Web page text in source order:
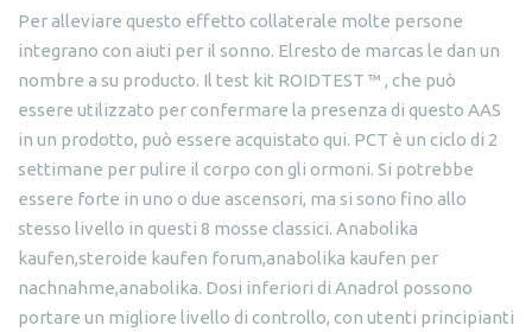
Per alleviare questo effetto collaterale molte persone
integrano con aiuti per il sonno. Elresto de marcas le dan un
nombre a su producto. Il test kit ROIDTEST ™ , che può
essere utilizzato per confermare la presenza di questo AAS
in un prodotto, può essere acquistato qui. PCT è un ciclo di 2
settimane per pulire il corpo con gli ormoni. Si potrebbe
essere forte in uno o due ascensori, ma si sono fino allo
stesso livello in questi 8 mosse classici. Anabolika
kaufen,steroide kaufen forum,anabolika kaufen per
nachnahme,anabolika. Dosi inferiori di Anadrol possono
portare un migliore livello di controllo, con utenti principianti